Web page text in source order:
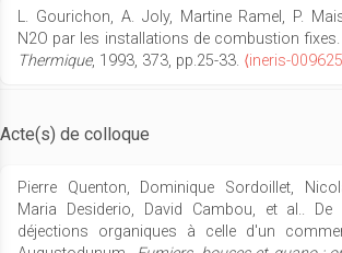
L. Gourichon, A. Joly, Martine Ramel, P.
N2O par les installations de combustion fixes.
Thermique, 1993, 373, pp.25-33. ⟨ineris-
Acte(s) de colloque
Pierre Quenton, Dominique Sordoillet,
Maria Desiderio, David Cambou, et al.. De
déjections organiques à celle d'un